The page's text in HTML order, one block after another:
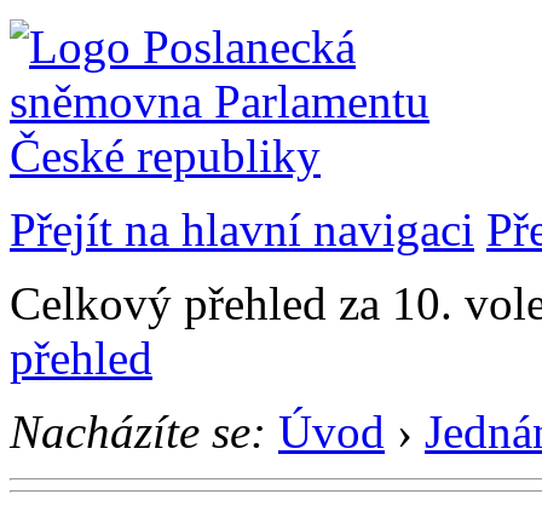
Přejít na hlavní navigaci
Celkový přehled za 10.
přehled
Nacházíte se: Úvod ›